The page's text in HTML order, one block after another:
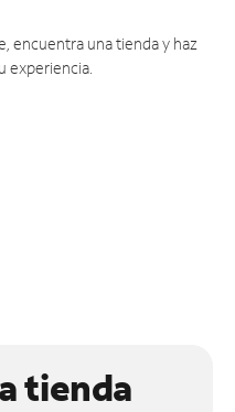
encuentra una tienda y haz
experiencia.
tienda